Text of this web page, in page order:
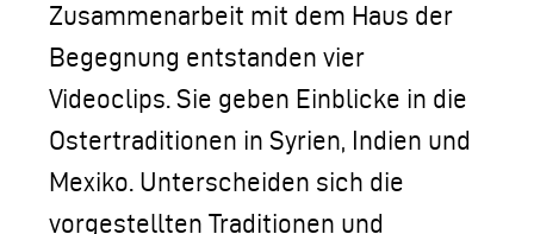
Zusammenarbeit mit dem Haus der
Begegnung entstanden vier
Videoclips. Sie geben Einblicke in die
Ostertraditionen in Syrien, Indien und
Mexiko. Unterscheiden sich die
vorgestellten Traditionen und